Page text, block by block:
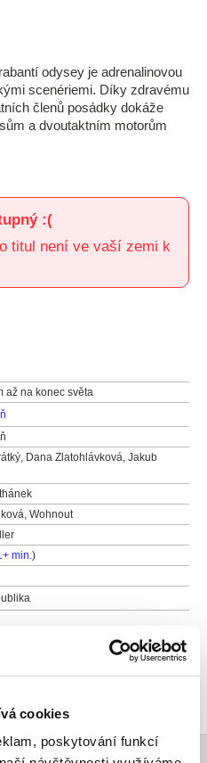
cookies
poskytování funkcí
odysey je adrenalinovou
scenériemi. Díky zdravému
členů posádky dokáže
a dvoutaktním motorům
:(
titul není ve vaší zemi k
až na konec světa
Dana Zlatohlávková, Jakub
Wohnout
min.)
www.bontonfilm.cz